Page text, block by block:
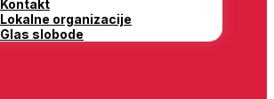
Kontakt
Lokalne organizacije
Glas slobode